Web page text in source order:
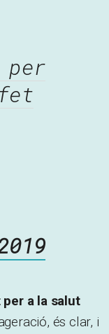
a la salut
és clar, i